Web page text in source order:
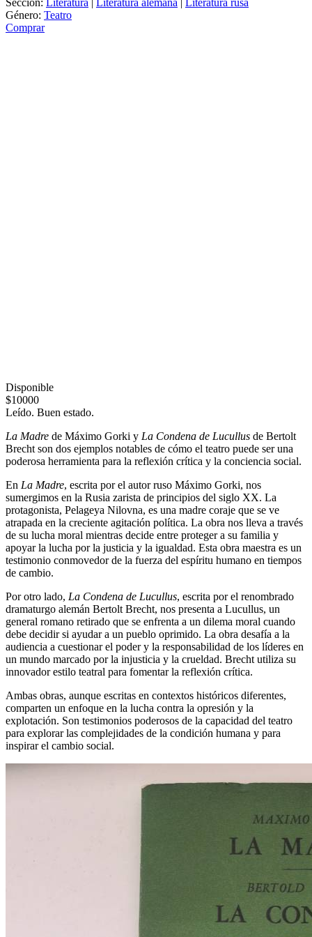
Sección: Literatura Literatura alemana
Literatura rusa
Género: Teatro
Comprar
Disponible
$10000
Leído. Buen estado.
La Madre de Máximo Gorki y La Condena de Lucullus de Bertolt
Brecht son dos ejemplos notables de cómo el teatro puede ser una
poderosa herramienta para la reflexión crítica y la conciencia social.
En La Madre, escrita por el autor ruso Máximo Gorki, nos
sumergimos en la Rusia zarista de principios del siglo XX. La
protagonista, Pelageya Nilovna, es una madre coraje que se ve
atrapada en la creciente agitación política. La obra nos lleva a través
de su lucha moral mientras decide entre proteger a su familia y
apoyar la lucha por la justicia y la igualdad. Esta obra maestra es un
testimonio conmovedor de la fuerza del espíritu humano en tiempos
de cambio.
Por otro lado, La Condena de Lucullus, escrita por el renombrado
dramaturgo alemán Bertolt Brecht, nos presenta a Lucullus, un
general romano retirado que se enfrenta a un dilema moral cuando
debe decidir si ayudar a un pueblo oprimido. La obra desafía a la
audiencia a cuestionar el poder y la responsabilidad de los líderes en
un mundo marcado por la injusticia y la crueldad. Brecht utiliza su
innovador estilo teatral para fomentar la reflexión crítica.
Ambas obras, aunque escritas en contextos históricos diferentes,
comparten un enfoque en la lucha contra la opresión y la
explotación. Son testimonios poderosos de la capacidad del teatro
para explorar las complejidades de la condición humana y para
inspirar el cambio social.